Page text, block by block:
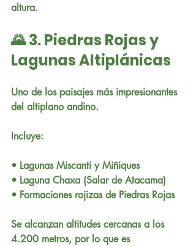
altura.
🌄 3. Piedras Rojas y
Lagunas Altiplánicas
Uno de los paisajes más impresionantes
del altiplano andino.
Incluye:
• Lagunas Miscanti y Miñiques
• Laguna Chaxa (Salar de Atacama)
• Formaciones rojizas de Piedras Rojas
Se alcanzan altitudes cercanas a los
4.200 metros, por lo que es